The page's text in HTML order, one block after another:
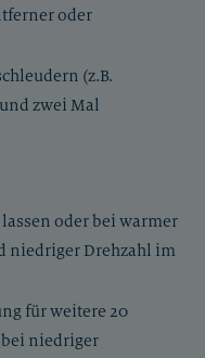
oder
(z.B.
zwei Mal
oder bei warmer
niedriger Drehzahl im
für weitere 20
niedriger